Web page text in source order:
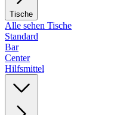
Tische
Alle sehen Tische
Standard
Bar
Center
Hilfsmittel